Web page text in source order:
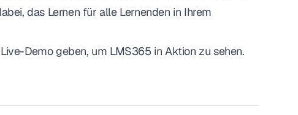
das Lernen für alle Lernenden in Ihrem
Demo geben, um LMS365 in Aktion zu sehen.